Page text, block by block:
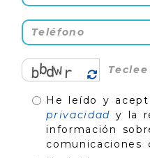
He leído y
privacidad y la
información
comunicaciones